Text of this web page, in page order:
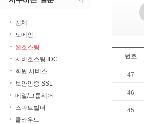
전체
도메인
웹호스팅
서버호스팅 IDC
회원 서비스
보안인증 SSL
메일/그룹웨어
스마트빌더
클라우드
번호
47
46
45